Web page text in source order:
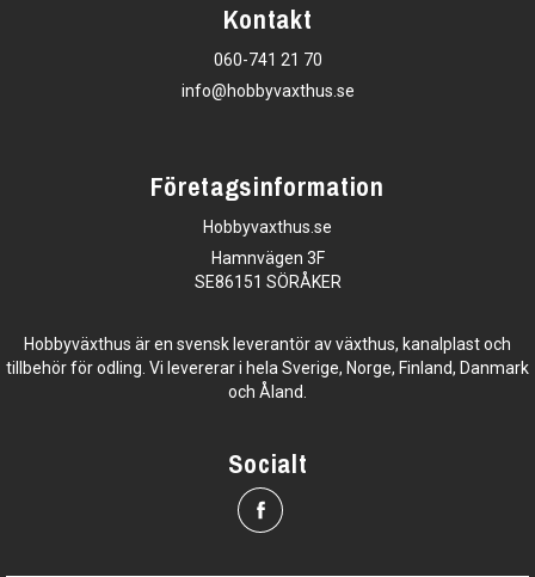
Kontakt
060-741 21 70
info@hobbyvaxthus.se
Företagsinformation
Hobbyvaxthus.se
Hamnvägen 3F
SE86151 SÖRÅKER
Hobbyväxthus är en svensk leverantör av växthus, kanalplast och
tillbehör för odling. Vi levererar i hela Sverige, Norge, Finland, Danmark
och Åland.
Socialt